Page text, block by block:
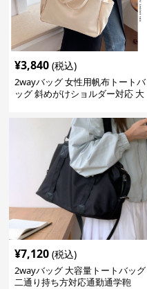
¥3,840 (税込)
2wayバッグ 女性用帆布トートバ
ッグ 斜めがけショルダー対応 大
¥7,120 (税込)
2wayバッグ 大容量トートバッグ
二通り持ち方対応通勤通学鞄